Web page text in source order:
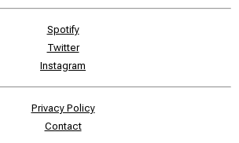
Spotify
Twitter
Instagram
Privacy Policy
Contact